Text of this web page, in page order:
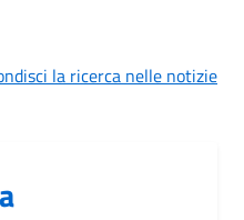
la ricerca nelle notizie